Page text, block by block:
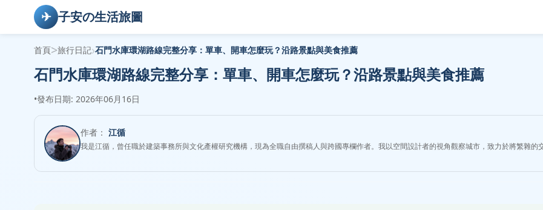
✈ 子安の生活旅圖
首頁>旅行日記›石門水庫環湖路線完整分享：單車、開車怎麼玩？沿路景點與美食推薦
石門水庫環湖路線完整分享：單車、開車怎麼玩？沿路景點與美食推薦
•發布日期: 2026年06月16日
作者： 江循
我是江循，曾任職於建築事務所與文化產權研究機構，現為全職自由撰稿人與跨國專欄作者。我以空間設計者的視角觀察城市，致力於將繁雜的